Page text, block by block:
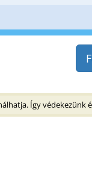
Így védekezünk